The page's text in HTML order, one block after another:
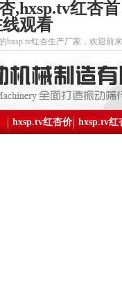
,hxsp.tv红杏首
观看
红杏生产厂家，欢迎前
hxsp.tv红杏价 hxsp.tv红